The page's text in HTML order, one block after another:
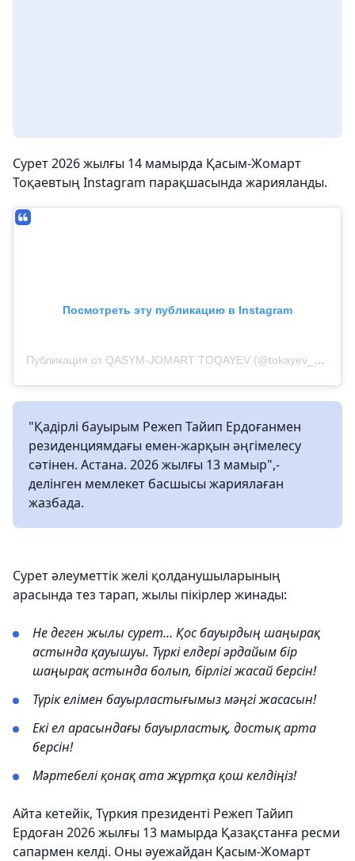
Сурет 2026 жылғы 14 мамырда Қасым-Жомарт
Тоқаевтың Instagram парақшасында жарияланды.
Посмотреть эту публикацию в Instagram
Публикация от QASYM-JOMART TOQAYEV (@tokayev_online)
"Қадірлі бауырым Режеп Тайип Ердоғанмен
резиденциямдағы емен-жарқын әңгімелесу
сәтінен. Астана. 2026 жылғы 13 мамыр",-
делінген мемлекет басшысы жариялаған
жазбада.
Сурет әлеуметтік желі қолданушыларының
арасында тез тарап, жылы пікірлер жинады:
Не деген жылы сурет… Қос бауырдың шаңырақ
астында қауышуы. Түркі елдері әрдайым бір
шаңырақ астында болып, бірлігі жасай берсін!
Түрік елімен бауырластығымыз мәңгі жасасын!
Екі ел арасындағы бауырластық, достық арта
берсін!
Мәртебелі қонақ ата жұртқа қош келдіңіз!
Айта кетейік, Түркия президенті Режеп Тайип
Ердоған 2026 жылғы 13 мамырда Қазақстанға ресми
сапармен келді. Оны әуежайдан Қасым-Жомарт